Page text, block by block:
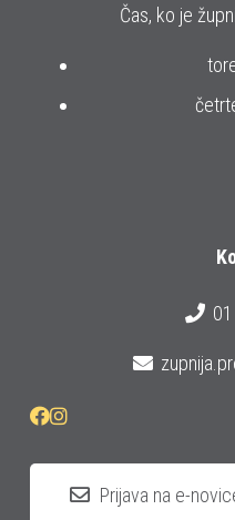
Čas, ko je
Prijava na e-